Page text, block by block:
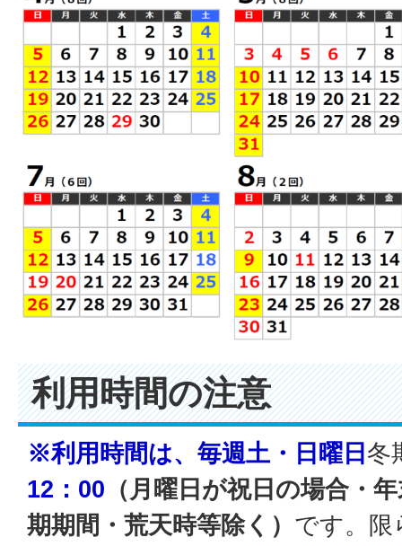
利用時間の注意
※利用時間は、毎週土・日曜日冬
12：00 （月曜日が祝日の場合・
期期間・荒天時等除く） です。限